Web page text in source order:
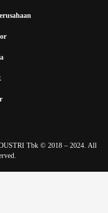
Tbk © 2018 – 2024. All